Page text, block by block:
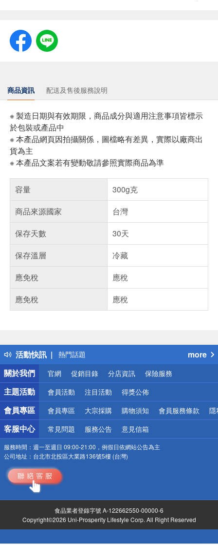
商品資訊 配送及售後服務說明
※ 製造日期與有效期限，商品成分與適用注意事項皆標示
於包裝或產品中
※ 本產品網頁因拍攝關係，圖檔略有差異，實際以廠商出
貨為主
※ 本產品文案若有變動敬請參照實際商品為準
容量
300g克
商品來源國家
台灣
保存天數
30天
保存溫層
冷藏
應免稅
應稅
應免稅
應稅
活動快訊
得獎公告
熱門話題
銀行優惠
偏遠地區配送
詐騙網頁！請小心！
more
關於我們
官網 促銷目錄 分店資訊 保險服務
主題活動 會員活動 注目活動 得獎公佈
會員專區 會員專區 大宗採購 購物須知 會員服務條款 隱
客服中心 常見問題 服務公告 意見信箱
服務時間： 週一至週日 09:00-21:00，例假日依網站公告為主
公司地址： 台北市北投區大業路136號5樓 (台灣)
食品業者登錄字號 A-122662550-00000-6
Copyright©2026 Uni-Prosperity Lifestyle Corp. All Right Reserved